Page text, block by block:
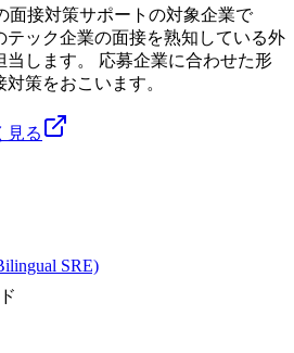
面接対策サポートの対象企業で
テック企業の面接を熟知している外
当します。 応募企業に合わせた形
策をおこいます。
見る
SRE)